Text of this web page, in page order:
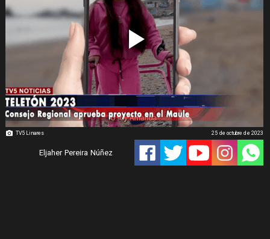
TV5 Linares
Eljaher Pereira Núñez
25 de octubre de 2023